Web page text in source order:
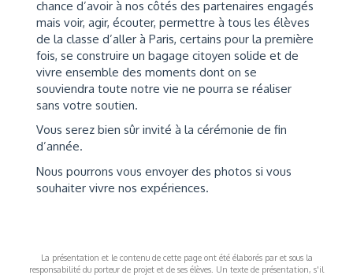
chance d’avoir à nos côtés des partenaires engagés
mais voir, agir, écouter, permettre à tous les élèves
de la classe d’aller à Paris, certains pour la première
fois, se construire un bagage citoyen solide et de
vivre ensemble des moments dont on se
souviendra toute notre vie ne pourra se réaliser
sans votre soutien.
Vous serez bien sûr invité à la cérémonie de fin
d’année.
Nous pourrons vous envoyer des photos si vous
souhaiter vivre nos expériences.
La présentation et le contenu de cette page ont été élaborés par et sous la
responsabilité du porteur de projet et de ses élèves. Un texte de présentation, s'il